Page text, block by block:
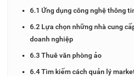
6.1 Ứng dụng công nghệ thông
6.2 Lựa chọn những nhà cung
doanh nghiệp
6.3 Thuê văn phòng ảo
6.4 Tìm kiếm cách quản lý